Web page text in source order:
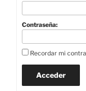
Contraseña:
Recordar mi
Acceder